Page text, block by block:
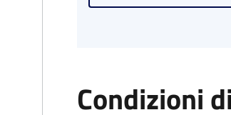
Condizioni